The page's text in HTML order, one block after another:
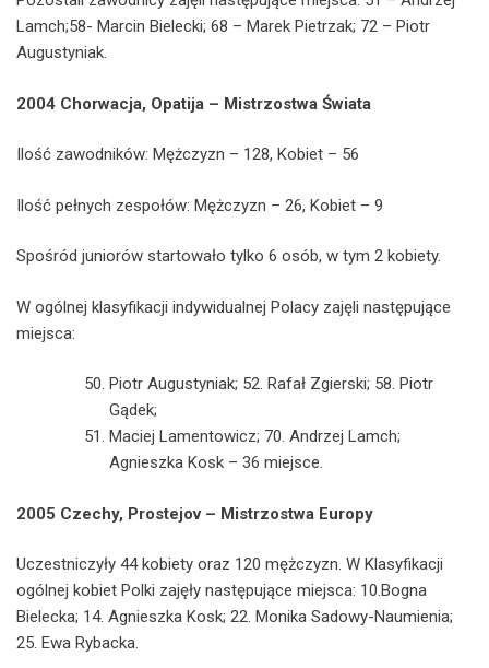
Lamch;58- Marcin Bielecki; 68 – Marek Pietrzak; 72 – Piotr
Augustyniak.
2004 Chorwacja, Opatija – Mistrzostwa Świata
Ilość zawodników: Mężczyzn – 128, Kobiet – 56
Ilość pełnych zespołów: Mężczyzn – 26, Kobiet – 9
Spośród juniorów startowało tylko 6 osób, w tym 2 kobiety.
W ogólnej klasyfikacji indywidualnej Polacy zajęli następujące
miejsca:
Piotr Augustyniak; 52. Rafał Zgierski; 58. Piotr
Gądek;
Maciej Lamentowicz; 70. Andrzej Lamch;
Agnieszka Kosk – 36 miejsce.
2005 Czechy, Prostejov – Mistrzostwa Europy
Uczestniczyły 44 kobiety oraz 120 mężczyzn. W Klasyfikacji
ogólnej kobiet Polki zajęły następujące miejsca: 10.Bogna
Bielecka; 14. Agnieszka Kosk; 22. Monika Sadowy-Naumienia;
25. Ewa Rybacka.